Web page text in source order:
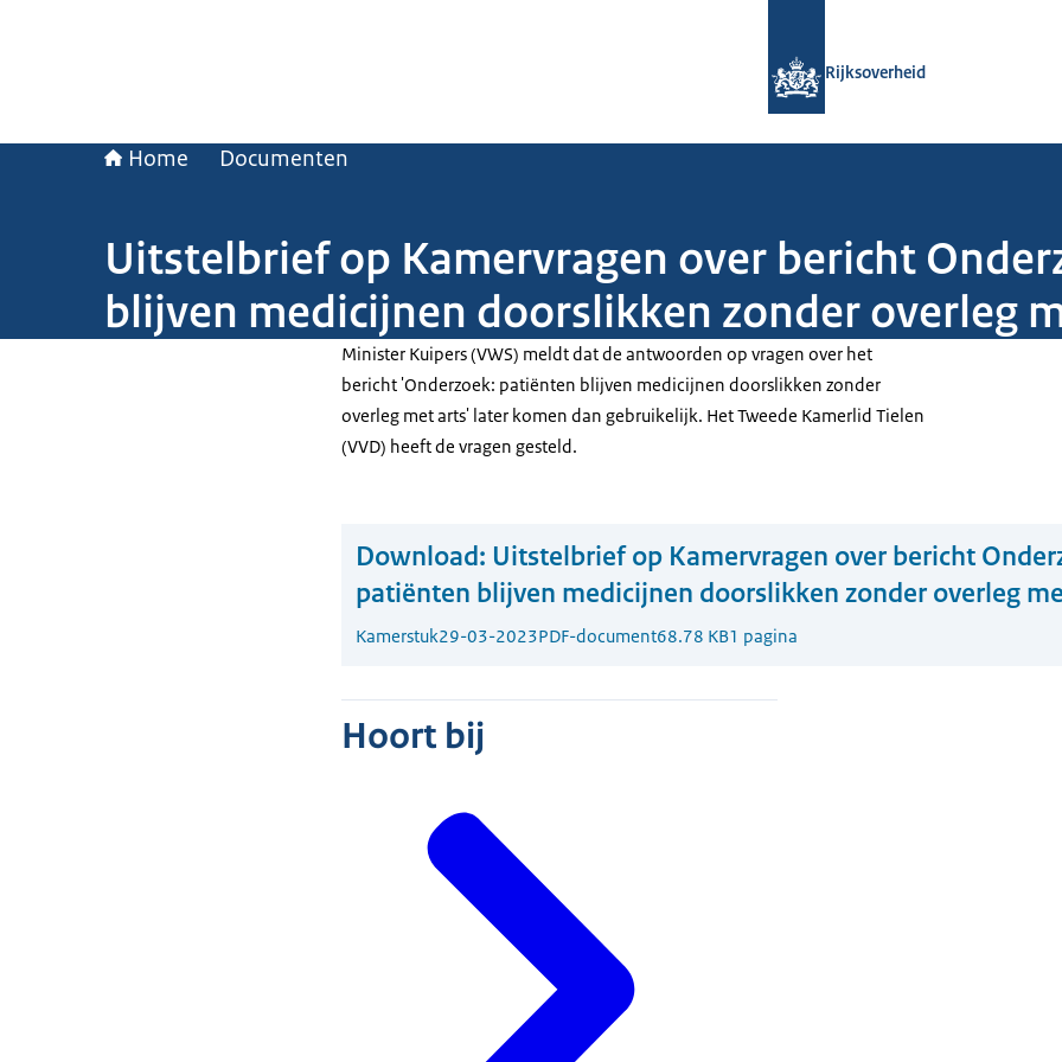
Rijksoverheid
Home Documenten
Uitstelbrief op Kamervragen over bericht
blijven medicijnen doorslikken zonder overleg
Minister Kuipers (VWS) meldt dat de antwoorden op vragen over het
bericht 'Onderzoek: patiënten blijven medicijnen doorslikken zonder
overleg met arts' later komen dan gebruikelijk. Het Tweede Kamerlid Tielen
(VVD) heeft de vragen gesteld.
Download: Uitstelbrief op Kamervragen over bericht
patiënten blijven medicijnen doorslikken zonder overleg
Kamerstuk29-03-2023PDF-document68.78 KB1 pagina
Hoort bij